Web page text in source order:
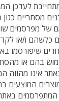
לעדכן
מסחריים
של מפרסמים
כלשהם ו/או
שיפורסמו
בהם או
אינו
באתר